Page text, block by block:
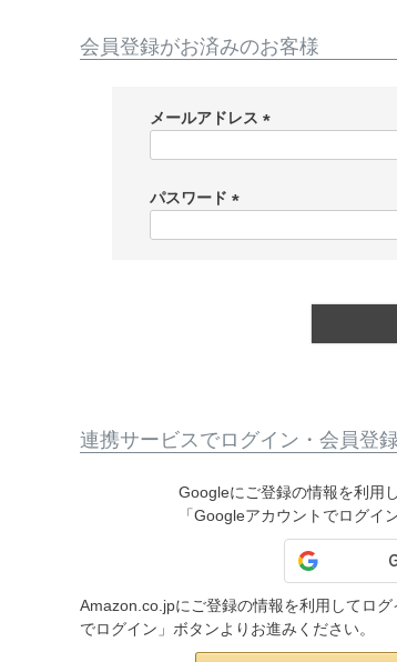
会員登録がお済みのお客様
メールアドレス
)
パスワード
連携サービスでログイン・会員登
Googleにご登録の情報を利用
「Googleアカウントでログイ
Amazon.co.jpにご登録の情報を利用してロ
でログイン」ボタンよりお進みください。